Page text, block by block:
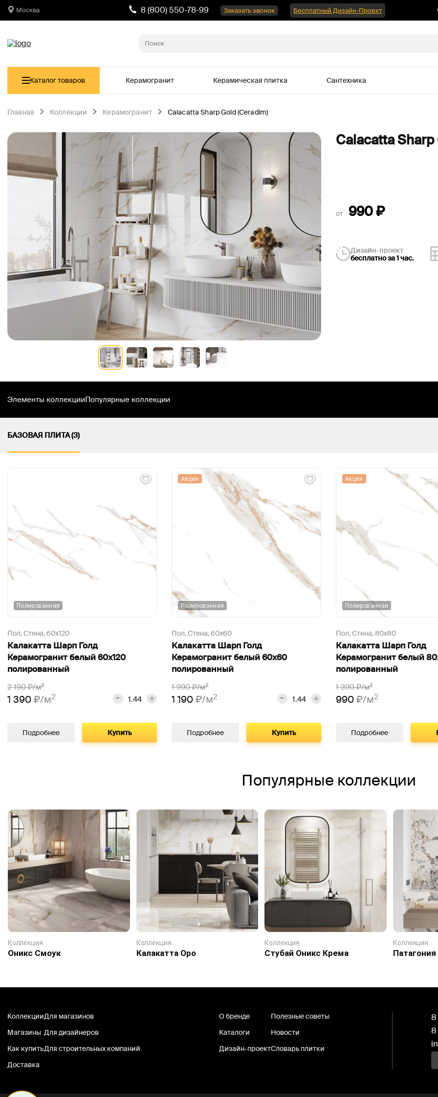
Москва 8 (800) 550-78-99 Заказать звонок Бесплатный Дизайн-Проект
Каталог товаров Керамогранит Керамическая плитка Сантехника
Главная Коллекции Керамогранит Calacatta Sharp Gold (Ceradim)
Calacatta Sharp
от 990₽
Дизайн-проект
бесплатно за 1 час.
Элементы коллекцииПопулярные коллекции
БАЗОВАЯ ПЛИТА (3)
Полированная
Пол, Стена,60х120
Калакатта Шарп Голд
Керамогранит белый 60х120
полированный
2 190₽/м2
1 390₽/м2
Подробнее Купить
Акция
Полированная
Пол, Стена,60х60
Калакатта Шарп Голд
Керамогранит белый 60х60
полированный
1 990₽/м2
1 190₽/м2
Подробнее Купить
Акция
Полированная
Пол, Стена,80х80
Калакатта Шарп Голд
Керамогранит белый
полированный
1 390₽/м2
990₽/м2
Подробнее
Популярные коллекции
Коллекция
Оникс Смоук
Коллекция
Калакатта Оро
Коллекция
Стубай Оникс Крема
Коллекция
Патагония
Коллекции
Магазины
Как купить
Доставка
Для магазинов
Для дизайнеров
Для строительных компаний
О бренде
Каталоги
Дизайн-проект
Полезные советы
Новости
Словарь плитки
8
8